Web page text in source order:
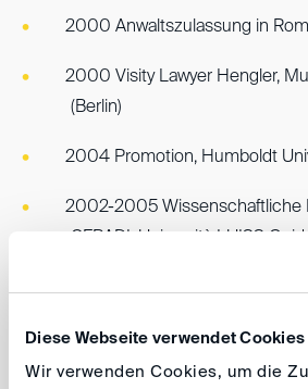
Diese Webseite verwendet Cookies
Wir verwenden Cookies, um die
2000 Anwaltszulassung in Rom
2000 Visity Lawyer Hengler,
(Berlin)
2004 Promotion, Humboldt
2002-2005 Wissenschaftliche
seit 9/2009 Senior Counsel